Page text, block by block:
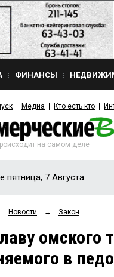
ФИНАНСЫ
Медиа Кто есть кто
на самом деле
пятница, 7 Августа
Новости → Закон
омского
в